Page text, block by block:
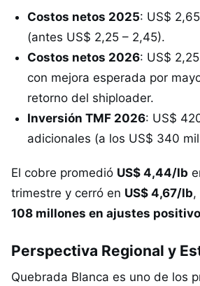
Costos netos 2025: US$
(antes US$ 2,25 – 2,45).
Costos netos 2026: US$
con mejora esperada por
retorno del shiploader.
Inversión TMF 2026: US$
adicionales (a los US$ 340
El cobre promedió US$ 4,44/lb
trimestre y cerró en US$ 4,67/lb,
108 millones en ajustes
Perspectiva Regional y
Quebrada Blanca es uno de los